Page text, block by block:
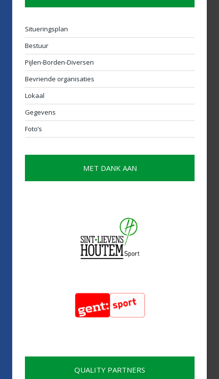
Situeringsplan
Bestuur
Pijlen-Borden-Diversen
Bevriende organisaties
Lokaal
Gegevens
Foto’s
MET DANK AAN
QUALITY PARTNERS